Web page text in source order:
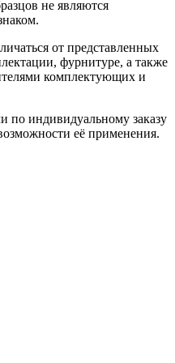
не являются
от представленных
фурнитуре, а также
комплектующих и
по индивидуальному заказу
её применения.